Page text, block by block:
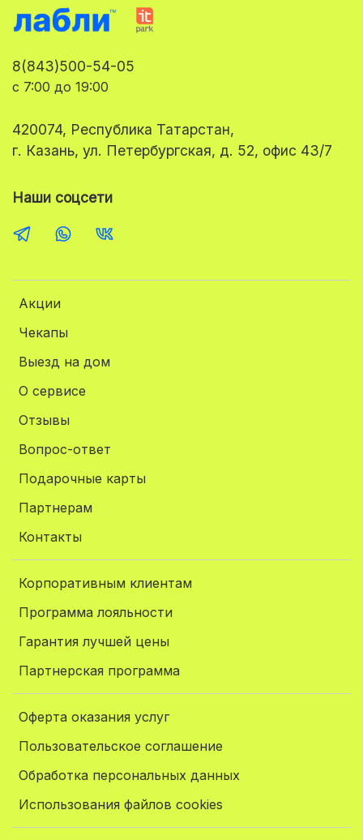
Акции
Чекапы
Выезд на дом
О сервисе
Отзывы
Вопрос-ответ
Подарочные карты
Партнерам
Контакты
Корпоративным клиентам
Программа лояльности
Гарантия лучшей цены
Партнерская программа
Оферта оказания услуг
Пользовательское соглашение
Обработка персональных данных
Использования файлов cookies
8(843)500-54-05
с 7:00 до 19:00
420074, Республика Татарстан,
г. Казань, ул. Петербургская, д. 52, офис 43/7
Наши соцсети